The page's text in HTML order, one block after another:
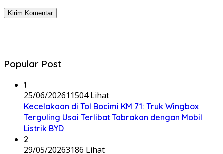
Popular Post
1
25/06/202611504 Lihat
Kecelakaan di Tol Bocimi KM 71: Truk Wingbox
Terguling Usai Terlibat Tabrakan dengan Mobil
Listrik BYD
2
29/05/20263186 Lihat